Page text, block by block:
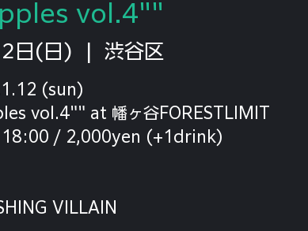
vol.4""
日(日) 渋谷区
(sun)
vol.4"" at 幡ヶ谷FORESTLIMIT
/ 2,000yen (+1drink)
VILLAIN